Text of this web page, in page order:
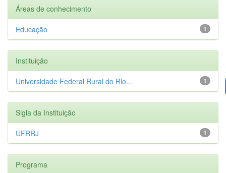
Áreas de conhecimento
1
Educação
Instituição
1
Universidade Federal Rural do Rio...
Sigla da Instituição
1
UFRRJ
Programa